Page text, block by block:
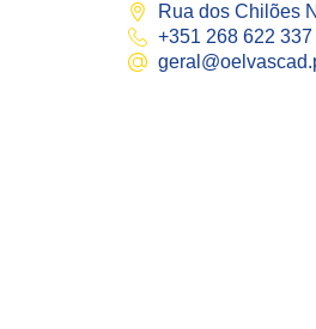
Rua dos Chilões
+351 268 622 337